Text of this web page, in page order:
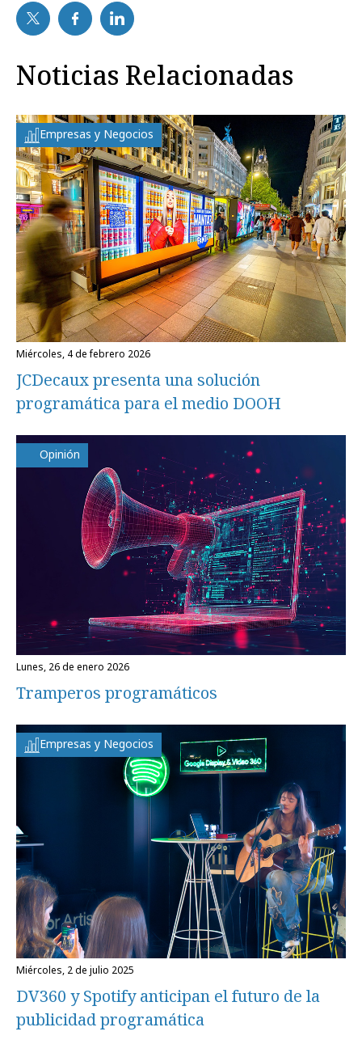
Noticias Relacionadas
Empresas y Negocios
miércoles, 4 de febrero 2026
JCDecaux presenta una solución
programática para el medio DOOH
Opinión
lunes, 26 de enero 2026
Tramperos programáticos
Empresas y Negocios
miércoles, 2 de julio 2025
DV360 y Spotify anticipan el futuro de la
publicidad programática